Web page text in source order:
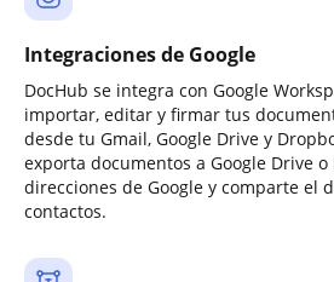
Integraciones de Google
DocHub se integra con Google
importar, editar y firmar tus
desde tu Gmail, Google Drive y
exporta documentos a Google Drive
direcciones de Google y comparte el
contactos.